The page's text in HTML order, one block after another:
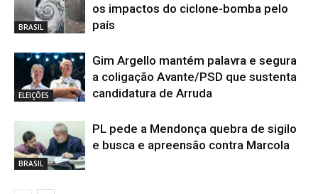
BRASIL
os impactos do ciclone-bomba pelo
país
ELEIÇÕES
Gim Argello mantém palavra e segura
a coligação Avante/PSD que sustenta
candidatura de Arruda
BRASIL
PL pede a Mendonça quebra de sigilo
e busca e apreensão contra Marcola